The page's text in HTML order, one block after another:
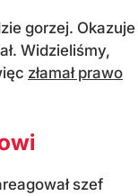
gorzej. Okazuje
Widzieliśmy,
złamał prawo
szef